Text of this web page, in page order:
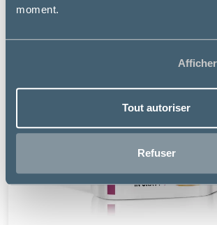
moment.
Tout autoriser
Refuser